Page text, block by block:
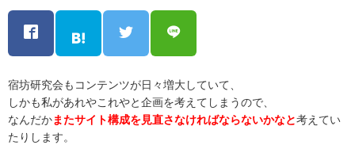
宿坊研究会もコンテンツが日々増大していて、
しかも私があれやこれやと企画を考えてしまうので、
なんだかまたサイト構成を見直さなければならないかなと考えてい
たりします。